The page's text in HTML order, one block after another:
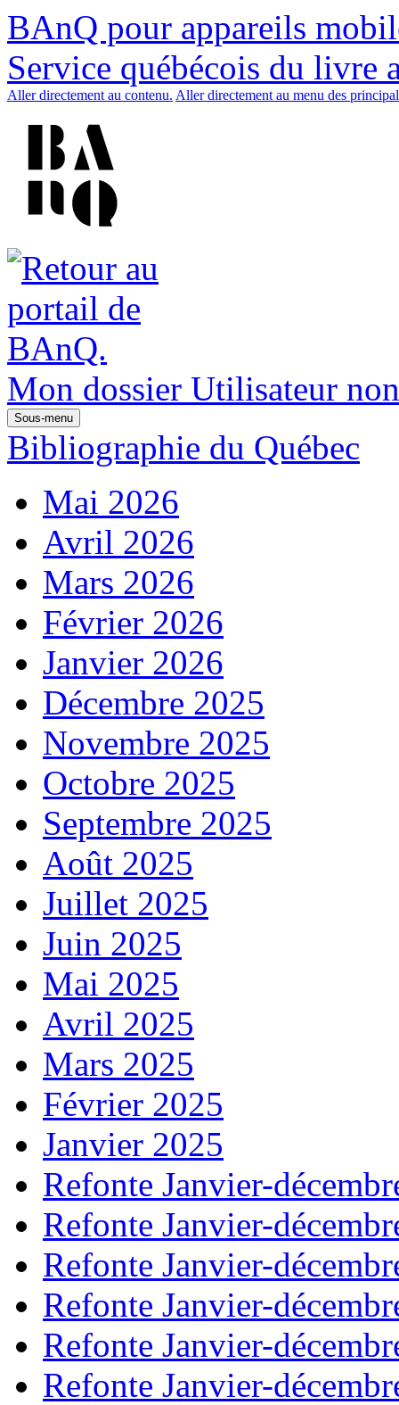
BAnQ pour appareils
Service québécois du livre
Aller directement au contenu. Aller directement au menu des
Mon dossier Utilisateur
Sous-menu
Bibliographie du Québec
Mai 2026
Avril 2026
Mars 2026
Février 2026
Janvier 2026
Décembre 2025
Novembre 2025
Octobre 2025
Septembre 2025
Août 2025
Juillet 2025
Juin 2025
Mai 2025
Avril 2025
Mars 2025
Février 2025
Janvier 2025
Refonte Janvier-
Refonte Janvier-
Refonte Janvier-
Refonte Janvier-
Refonte Janvier-
Refonte Janvier-